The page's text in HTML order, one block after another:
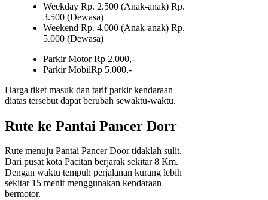
Weekday Rp. 2.500 (Anak-anak) Rp.
3.500 (Dewasa)
Weekend Rp. 4.000 (Anak-anak) Rp.
5.000 (Dewasa)
Parkir Motor Rp 2.000,-
Parkir MobilRp 5.000,-
Harga tiket masuk dan tarif parkir kendaraan
diatas tersebut dapat berubah sewaktu-waktu.
Rute ke Pantai Pancer Dorr
Rute menuju Pantai Pancer Door tidaklah sulit.
Dari pusat kota Pacitan berjarak sekitar 8 Km.
Dengan waktu tempuh perjalanan kurang lebih
sekitar 15 menit menggunakan kendaraan
bermotor.